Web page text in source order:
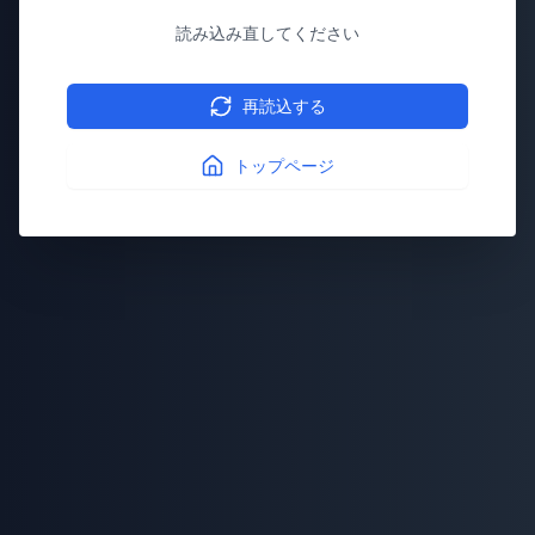
読み込み直してください
再読込する
トップページ